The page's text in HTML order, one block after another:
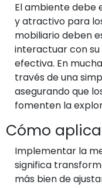
El ambiente debe
y atractivo para
mobiliario deben
interactuar con
efectiva. En
través de una
asegurando que
fomenten la
Cómo
Implementar la
significa
más bien de